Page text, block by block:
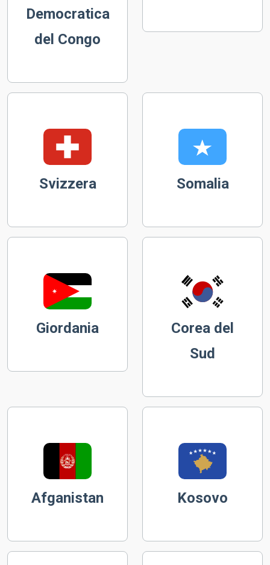
Democratica
del Congo
Svizzera Somalia
Giordania
Corea del
Sud
Afganistan Kosovo